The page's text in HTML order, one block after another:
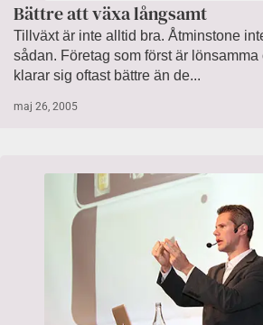
Bättre att växa långsamt
Tillväxt är inte alltid bra. Åtminstone
sådan. Företag som först är
klarar sig oftast bättre än de...
maj 26, 2005